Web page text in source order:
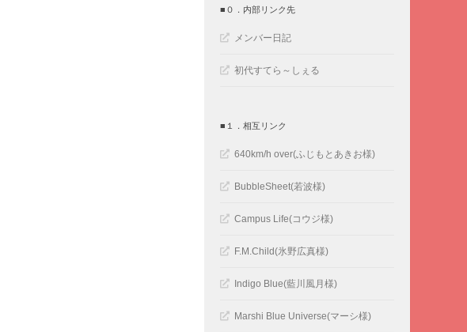
■０．内部リンク先
メンバー日記
初代すてら～しぇる
■１．相互リンク
640km/h over(ふじもとあきお様)
BubbleSheet(若波様)
Campus Life(コウジ様)
F.M.Child(氷野広真様)
Indigo Blue(藍川風月様)
Marshi Blue Universe(マーシ様)